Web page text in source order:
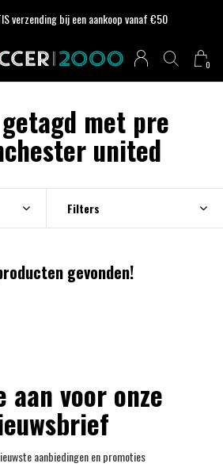
0
verzending bij een aankoop vanaf €50
met pre
united
Filters
gevonden!
aan voor onze
aanbiedingen en promoties